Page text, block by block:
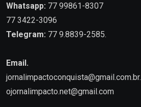
Whatsapp: 77 99861-8307
77 3422-3096
Telegram: 77 9.8839-2585.
Email.
jornalimpactoconquista@gmail.com.br.
ojornalimpacto.net@gmail.com